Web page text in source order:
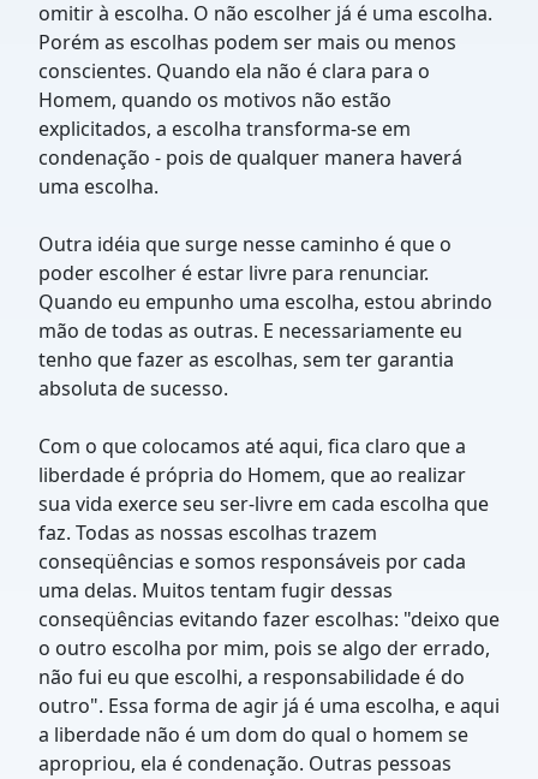
omitir à escolha. O não escolher já é uma escolha.
Porém as escolhas podem ser mais ou menos
conscientes. Quando ela não é clara para o
Homem, quando os motivos não estão
explicitados, a escolha transforma-se em
condenação - pois de qualquer manera haverá
uma escolha.
Outra idéia que surge nesse caminho é que o
poder escolher é estar livre para renunciar.
Quando eu empunho uma escolha, estou abrindo
mão de todas as outras. E necessariamente eu
tenho que fazer as escolhas, sem ter garantia
absoluta de sucesso.
Com o que colocamos até aqui, fica claro que a
liberdade é própria do Homem, que ao realizar
sua vida exerce seu ser-livre em cada escolha que
faz. Todas as nossas escolhas trazem
conseqüências e somos responsáveis por cada
uma delas. Muitos tentam fugir dessas
conseqüências evitando fazer escolhas: "deixo que
o outro escolha por mim, pois se algo der errado,
não fui eu que escolhi, a responsabilidade é do
outro". Essa forma de agir já é uma escolha, e aqui
a liberdade não é um dom do qual o homem se
apropriou, ela é condenação. Outras pessoas